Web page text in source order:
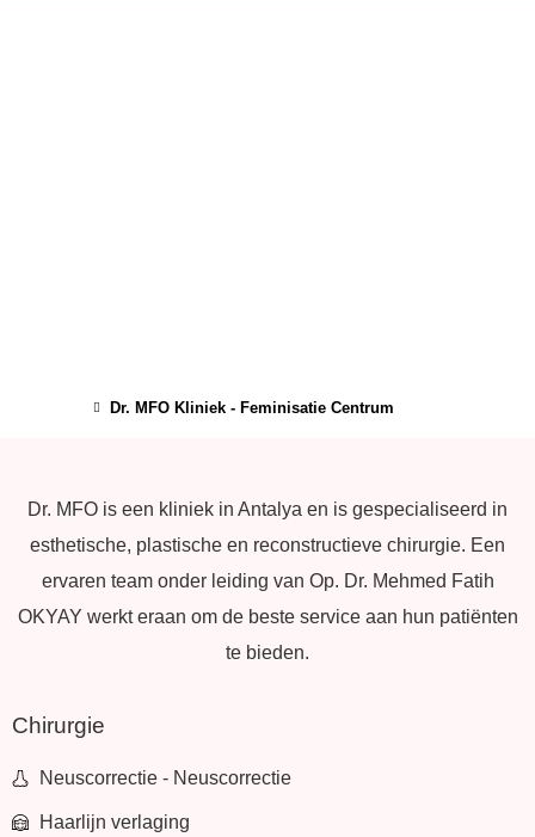
Dr. MFO Kliniek - Feminisatie Centrum
Dr. MFO is een kliniek in Antalya en is gespecialiseerd in
esthetische, plastische en reconstructieve chirurgie. Een
ervaren team onder leiding van Op. Dr. Mehmed Fatih
OKYAY werkt eraan om de beste service aan hun patiënten
te bieden.
Chirurgie
Neuscorrectie - Neuscorrectie
Haarlijn verlaging